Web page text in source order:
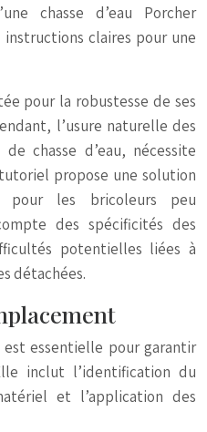
chasse d’eau Porcher
claires pour une
pour la robustesse de ses
l’usure naturelle des
chasse d’eau, nécessite
propose une solution
les bricoleurs peu
des spécificités des
potentielles liées à
détachées.
essentielle pour garantir
inclut l’identification du
et l’application des